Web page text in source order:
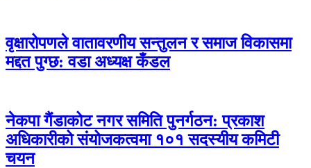
वृक्षारोपणले वातावरणीय सन्तुलन र समाज विकासमा
मद्दत पुग्छ: वडा अध्यक्ष कँडल
नेकपा गैंडाकोट नगर समिति पुनर्गठन: प्रकाश
अधिकारीको संयोजकत्वमा १०१ सदस्यीय कमिटी
चयन